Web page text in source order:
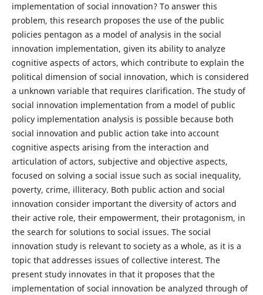
implementation of social innovation? To answer this
problem, this research proposes the use of the public
policies pentagon as a model of analysis in the social
innovation implementation, given its ability to analyze
cognitive aspects of actors, which contribute to explain the
political dimension of social innovation, which is considered
a unknown variable that requires clarification. The study of
social innovation implementation from a model of public
policy implementation analysis is possible because both
social innovation and public action take into account
cognitive aspects arising from the interaction and
articulation of actors, subjective and objective aspects,
focused on solving a social issue such as social inequality,
poverty, crime, illiteracy. Both public action and social
innovation consider important the diversity of actors and
their active role, their empowerment, their protagonism, in
the search for solutions to social issues. The social
innovation study is relevant to society as a whole, as it is a
topic that addresses issues of collective interest. The
present study innovates in that it proposes that the
implementation of social innovation be analyzed through of